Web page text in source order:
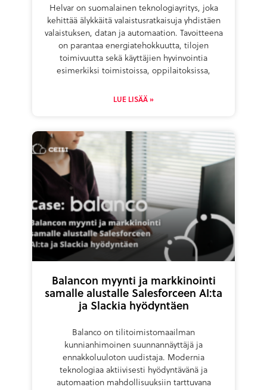
Helvar on suomalainen teknologiayritys, joka
kehittää älykkäitä valaistusratkaisuja yhdistäen
valaistuksen, datan ja automaation. Tavoitteena
on parantaa energiatehokkuutta, tilojen
toimivuutta sekä käyttäjien hyvinvointia
esimerkiksi toimistoissa, oppilaitoksissa,
LUE LISÄÄ »
Balancon myynti ja markkinointi
samalle alustalle Salesforceen AI:ta
ja Slackia hyödyntäen
Balanco on tilitoimistomaailman
kunnianhimoinen suunnannäyttäjä ja
ennakkoluuloton uudistaja. Modernia
teknologiaa aktiivisesti hyödyntävänä ja
automaation mahdollisuuksiin tarttuvana